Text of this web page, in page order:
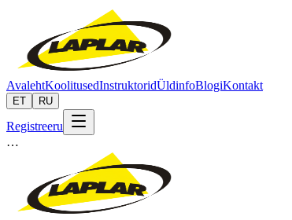
AvalehtKoolitusedInstruktoridÜldinfoBlogiKontakt
ET RU
Registreeru
…